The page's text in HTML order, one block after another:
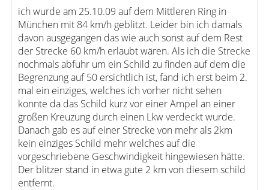
ich wurde am 25.10.09 auf dem Mittleren Ring in
München mit 84 km/h geblitzt. Leider bin ich damals
davon ausgegangen das wie auch sonst auf dem Rest
der Strecke 60 km/h erlaubt wären. Als ich die Strecke
nochmals abfuhr um ein Schild zu finden auf dem die
Begrenzung auf 50 ersichtlich ist, fand ich erst beim 2.
mal ein einziges, welches ich vorher nicht sehen
konnte da das Schild kurz vor einer Ampel an einer
großen Kreuzung durch einen Lkw verdeckt wurde.
Danach gab es auf einer Strecke von mehr als 2km
kein einziges Schild mehr welches auf die
vorgeschriebene Geschwindigkeit hingewiesen hätte.
Der blitzer stand in etwa gute 2 km von diesem schild
entfernt.